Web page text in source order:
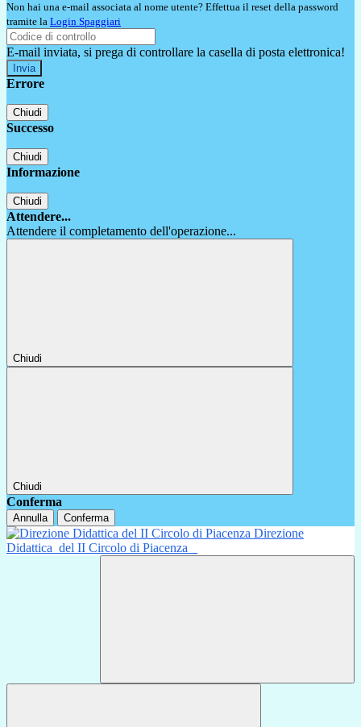
Non hai una e-mail associata al nome utente? Effettua il reset della password
tramite la Login Spaggiari
E-mail inviata, si prega di controllare la casella di posta elettronica!
Errore
Chiudi
Successo
Chiudi
Informazione
Chiudi
Attendere...
Attendere il completamento dell'operazione...
Chiudi
Chiudi
Conferma
Annulla Conferma
Direzione
Didattica del II Circolo di Piacenza